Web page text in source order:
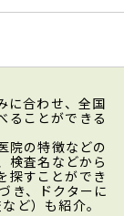
に合わせ、全国
ることができる
院の特徴などの
検査名などから
探すことができ
き、ドクターに
ど）も紹介。